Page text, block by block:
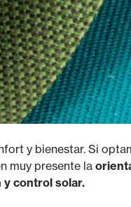
y bienestar. Si
muy presente la
control solar.